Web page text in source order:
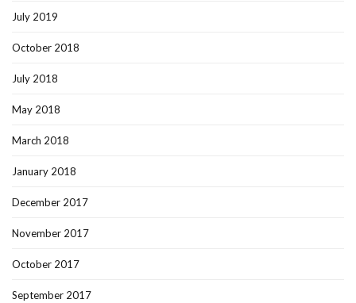
July 2019
October 2018
July 2018
May 2018
March 2018
January 2018
December 2017
November 2017
October 2017
September 2017